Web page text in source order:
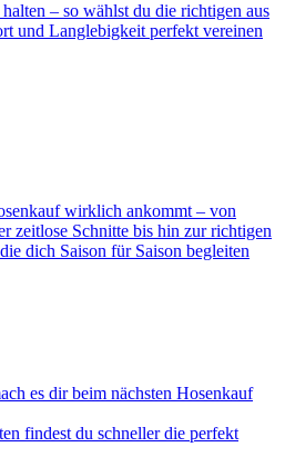
– so wählst du die richtigen aus
und Langlebigkeit perfekt vereinen
wirklich ankommt – von
zeitlose Schnitte bis hin zur richtigen
dich Saison für Saison begleiten
es dir beim nächsten Hosenkauf
findest du schneller die perfekt